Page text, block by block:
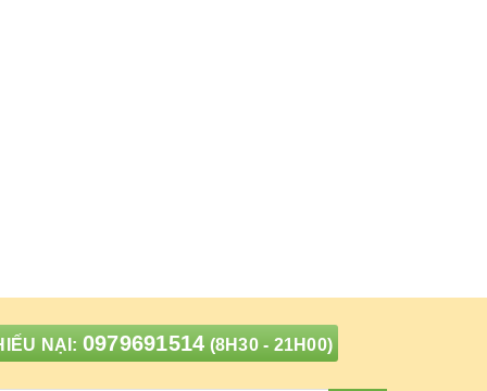
NẠI: 0979691514 (8H30 - 21H00)